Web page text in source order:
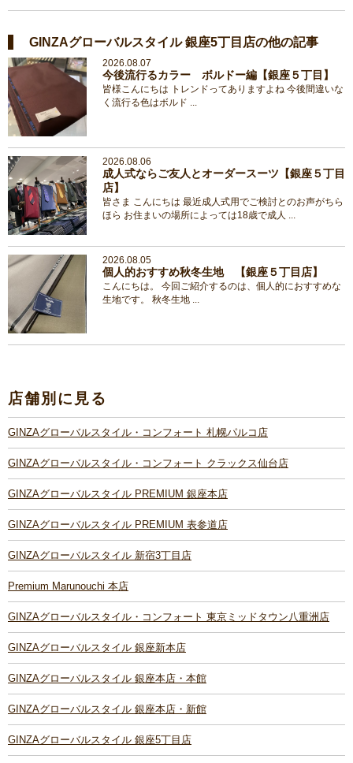
GINZAグローバルスタイル 銀座5丁目店の他の記事
2026.08.07
今後流行るカラー ボルドー編【銀座５丁目】
皆様こんにちは トレンドってありますよね 今後間違いな
く流行る色はボルド ...
2026.08.06
成人式ならご友人とオーダースーツ【銀座５丁目
店】
皆さま こんにちは 最近成人式用でご検討とのお声がちら
ほら お住まいの場所によっては18歳で成人 ...
2026.08.05
個人的おすすめ秋冬生地 【銀座５丁目店】
こんにちは。 今回ご紹介するのは、個人的におすすめな
生地です。 秋冬生地 ...
店舗別に見る
GINZAグローバルスタイル・コンフォート 札幌パルコ店
GINZAグローバルスタイル・コンフォート クラックス仙台店
GINZAグローバルスタイル PREMIUM 銀座本店
GINZAグローバルスタイル PREMIUM 表参道店
GINZAグローバルスタイル 新宿3丁目店
Premium Marunouchi 本店
GINZAグローバルスタイル・コンフォート 東京ミッドタウン八重洲店
GINZAグローバルスタイル 銀座新本店
GINZAグローバルスタイル 銀座本店・本館
GINZAグローバルスタイル 銀座本店・新館
GINZAグローバルスタイル 銀座5丁目店